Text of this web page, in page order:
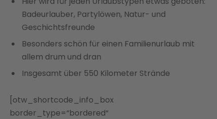
Badeurlauber, Partylöwen, Natur- und
Geschichtsfreunde
Besonders schön für einen Familienurlaub mit
allem drum und dran
Insgesamt über 550 Kilometer Strände
[otw_shortcode_info_box
border_type=“bordered“